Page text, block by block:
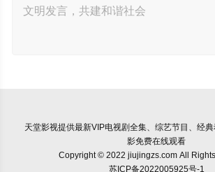
天堂影视提供最新VIP电视剧全集、综艺节目、经
影免费在线观看
Copyright © 2022 jiujingzs.com All
苏ICP备2022005925号-1